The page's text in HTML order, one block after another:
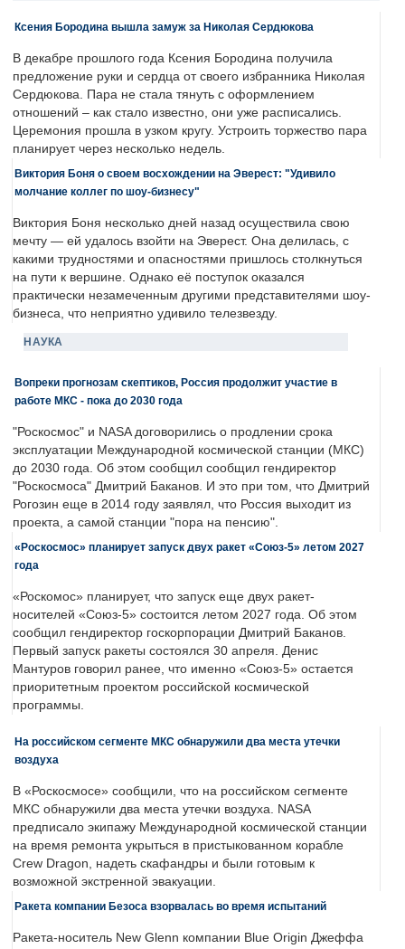
Ксения Бородина вышла замуж за Николая Сердюкова
В декабре прошлого года Ксения Бородина получила
предложение руки и сердца от своего избранника Николая
Сердюкова. Пара не стала тянуть с оформлением
отношений – как стало известно, они уже расписались.
Церемония прошла в узком кругу. Устроить торжество пара
планирует через несколько недель.
Виктория Боня о своем восхождении на Эверест: "Удивило
молчание коллег по шоу-бизнесу"
Виктория Боня несколько дней назад осуществила свою
мечту — ей удалось взойти на Эверест. Она делилась, с
какими трудностями и опасностями пришлось столкнуться
на пути к вершине. Однако её поступок оказался
практически незамеченным другими представителями шоу-
бизнеса, что неприятно удивило телезвезду.
НАУКА
Вопреки прогнозам скептиков, Россия продолжит участие в
работе МКС - пока до 2030 года
"Роскосмос" и NASA договорились о продлении срока
эксплуатации Международной космической станции (МКС)
до 2030 года. Об этом сообщил сообщил гендиректор
"Роскосмоса" Дмитрий Баканов. И это при том, что Дмитрий
Рогозин еще в 2014 году заявлял, что Россия выходит из
проекта, а самой станции "пора на пенсию".
«Роскосмос» планирует запуск двух ракет «Союз-5» летом 2027
года
«Роскомос» планирует, что запуск еще двух ракет-
носителей «Союз-5» состоится летом 2027 года. Об этом
сообщил гендиректор госкорпорации Дмитрий Баканов.
Первый запуск ракеты состоялся 30 апреля. Денис
Мантуров говорил ранее, что именно «Союз-5» остается
приоритетным проектом российской космической
программы.
На российском сегменте МКС обнаружили два места утечки
воздуха
В «Роскосмосе» сообщили, что на российском сегменте
МКС обнаружили два места утечки воздуха. NASA
предписало экипажу Международной космической станции
на время ремонта укрыться в пристыкованном корабле
Crew Dragon, надеть скафандры и были готовым к
возможной экстренной эвакуации.
Ракета компании Безоса взорвалась во время испытаний
Ракета-носитель New Glenn компании Blue Origin Джеффа